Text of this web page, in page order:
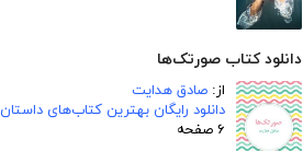
دانلود کتاب صورتک‌ها
از: صادق هدایت
دانلود رایگان بهترین کتاب‌های داستان
۶ صفحه